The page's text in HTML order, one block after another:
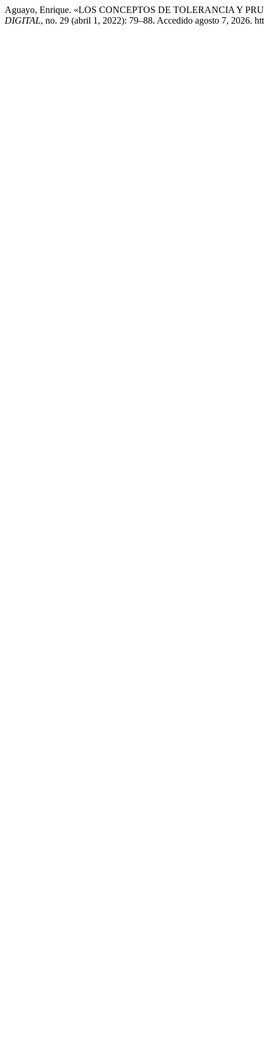
Aguayo, Enrique. «LOS CONCEPTOS DE TOLERANCIA Y
DIGITAL, no. 29 (abril 1, 2022): 79–88. Accedido agosto 7, 2026.